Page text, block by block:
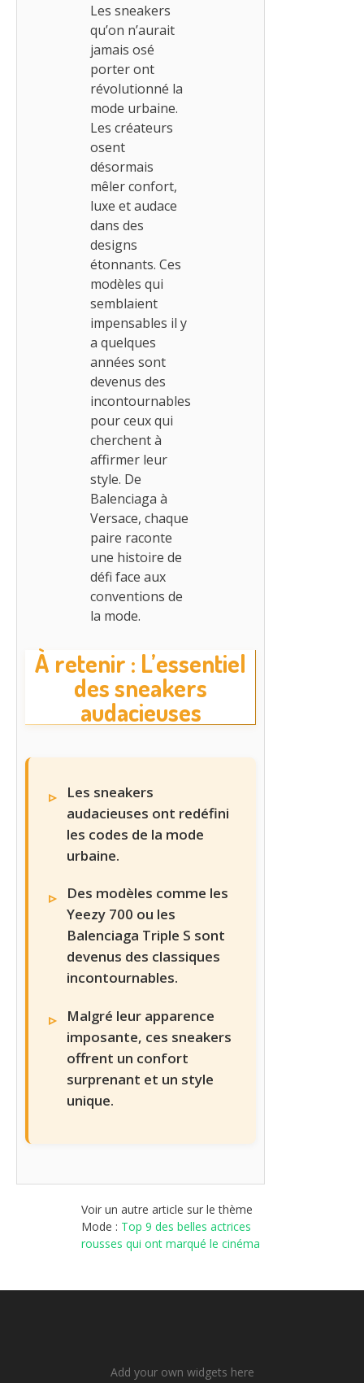
Les sneakers
qu’on n’aurait
jamais osé
porter ont
révolutionné la
mode urbaine.
Les créateurs
osent
désormais
mêler confort,
luxe et audace
dans des
designs
étonnants. Ces
modèles qui
semblaient
impensables il y
a quelques
années sont
devenus des
incontournables
pour ceux qui
cherchent à
affirmer leur
style. De
Balenciaga à
Versace, chaque
paire raconte
une histoire de
défi face aux
conventions de
la mode.
À retenir : L’essentiel
des sneakers
audacieuses
Les sneakers
audacieuses ont redéfini
les codes de la mode
urbaine.
Des modèles comme les
Yeezy 700 ou les
Balenciaga Triple S sont
devenus des classiques
incontournables.
Malgré leur apparence
imposante, ces sneakers
offrent un confort
surprenant et un style
unique.
Voir un autre article sur le thème
Mode : Top 9 des belles actrices
rousses qui ont marqué le cinéma
Add your own widgets here